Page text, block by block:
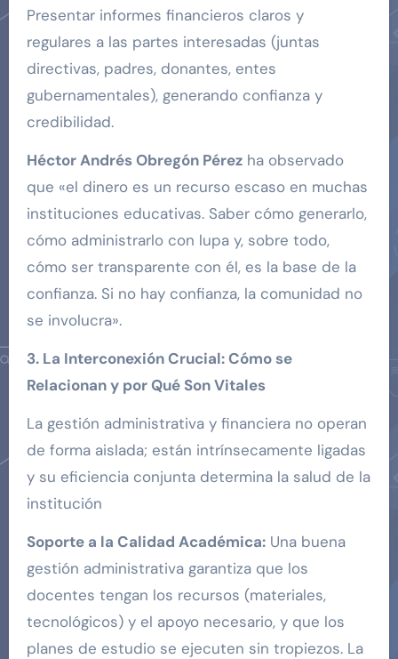
Presentar informes financieros claros y
regulares a las partes interesadas (juntas
directivas, padres, donantes, entes
gubernamentales), generando confianza y
credibilidad.
Héctor Andrés Obregón Pérezha observado
que «el dinero es un recurso escaso en muchas
instituciones educativas. Saber cómo generarlo,
cómo administrarlo con lupa y, sobre todo,
cómo ser transparente con él, es la base de la
confianza. Si no hay confianza, la comunidad no
se involucra».
3. La Interconexión Crucial: Cómo se
Relacionan y por Qué Son Vitales
La gestión administrativa y financiera no operan
de forma aislada; están intrínsecamente ligadas
y su eficiencia conjunta determina la salud de la
institución
Soporte a la Calidad Académica:Una buena
gestión administrativa garantiza que los
docentes tengan los recursos (materiales,
tecnológicos) y el apoyo necesario, y que los
planes de estudio se ejecuten sin tropiezos. La